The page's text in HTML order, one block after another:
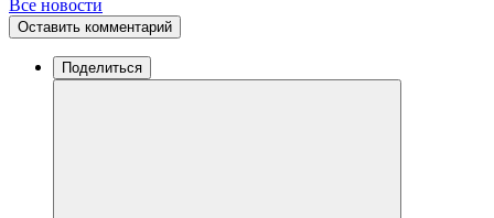
Все новости
Оставить комментарий
Поделиться